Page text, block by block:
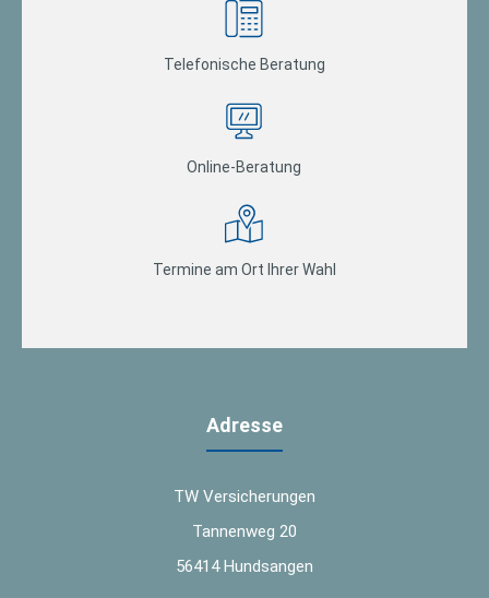
Telefonische Beratung
Online-Beratung
Termine am Ort Ihrer Wahl
Adresse
TW Versicherungen
Tannenweg 20
56414 Hundsangen